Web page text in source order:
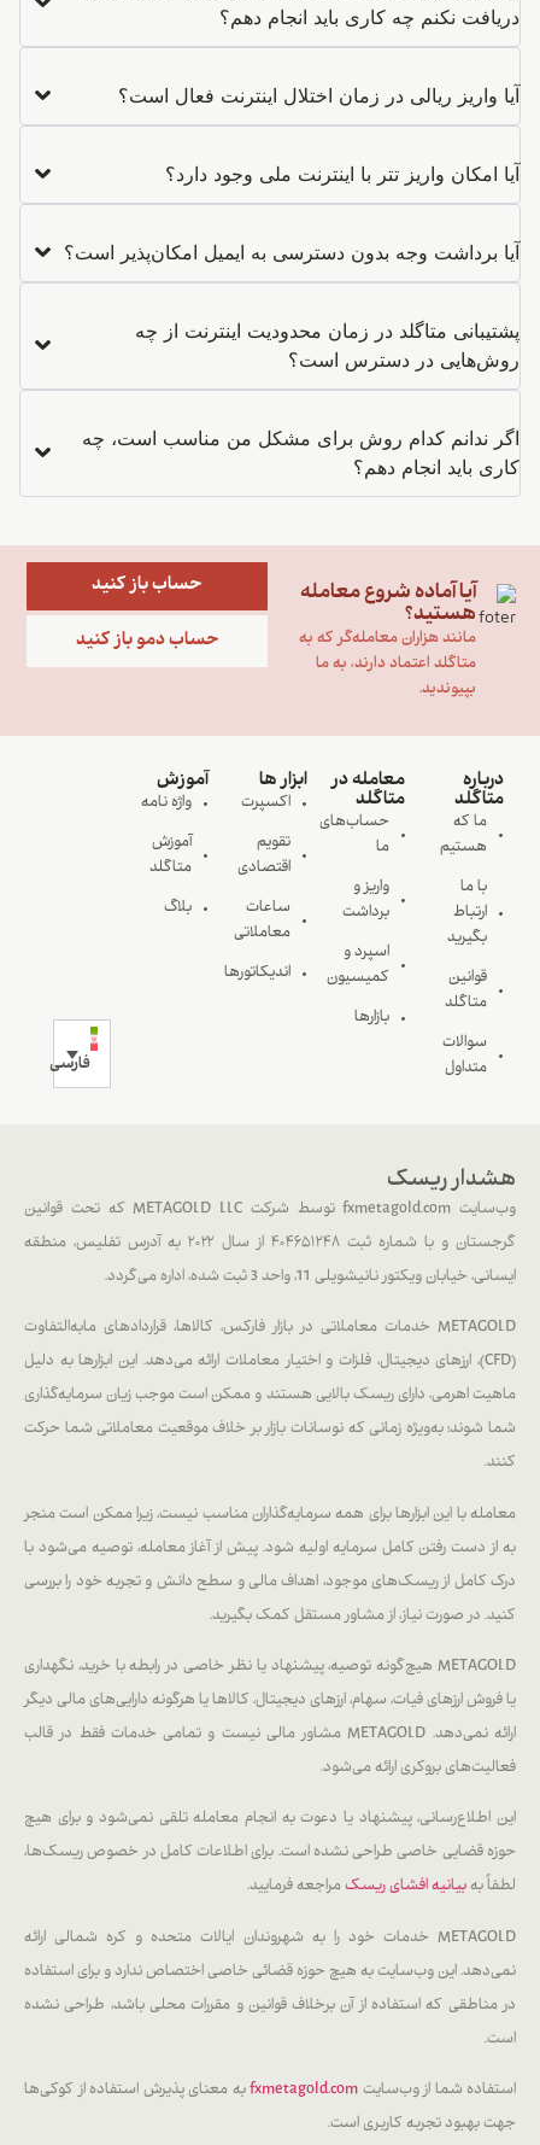
دریافت نکنم چه کاری باید انجام دهم؟
آیا واریز ریالی در زمان اختلال اینترنت فعال است؟
آیا امکان واریز تتر با اینترنت ملی وجود دارد؟
آیا برداشت وجه بدون دسترسی به ایمیل امکان‌پذیر است؟
پشتیبانی متاگلد در زمان محدودیت اینترنت از چه
روش‌هایی در دسترس است؟
اگر ندانم کدام روش برای مشکل من مناسب است، چه
کاری باید انجام دهم؟
آیا آماده شروع معامله
هستید؟
مانند هزاران معامله‌گر که به
متاگلد اعتماد دارند، به ما
بپیوندید.
حساب باز کنید
حساب دمو باز کنید
درباره
متاگلد
ما که
هستیم
با ما
ارتباط
بگیرید
قوانین
متاگلد
سوالات
متداول
معامله در
متاگلد
حساب‌های
ما
واریز و
برداشت
اسپرد و
کمیسیون
بازارها
ابزار ها
اکسپرت
تقویم
اقتصادی
ساعات
معاملاتی
اندیکاتورها
آموزش
واژه نامه
آموزش
متاگلد
بلاگ
فارسی
هشدار ریسک
وب‌سایت fxmetagold.com توسط شرکت METAGOLD LLC که تحت قوانین
گرجستان و با شماره ثبت ۴۰۴۶۵۱۲۴۸ از سال ۲۰۲۲ به آدرس تفلیس، منطقه
ایسانی، خیابان ویکتور نانیشویلی 11، واحد 3 ثبت شده، اداره می‌گردد.
METAGOLD خدمات معاملاتی در بازار فارکس، کالاها، قراردادهای مابه‌التفاوت
(CFD)، ارزهای دیجیتال، فلزات و اختیار معاملات ارائه می‌دهد. این ابزارها به دلیل
ماهیت اهرمی، دارای ریسک بالایی هستند و ممکن است موجب زیان سرمایه‌گذاری
شما شوند؛ به‌ویژه زمانی که نوسانات بازار بر خلاف موقعیت معاملاتی شما حرکت
کنند.
معامله با این ابزارها برای همه سرمایه‌گذاران مناسب نیست، زیرا ممکن است منجر
به از دست رفتن کامل سرمایه اولیه شود. پیش از آغاز معامله، توصیه می‌شود با
درک کامل از ریسک‌های موجود، اهداف مالی و سطح دانش و تجربه خود را بررسی
کنید. در صورت نیاز، از مشاور مستقل کمک بگیرید.
METAGOLD هیچ‌گونه توصیه، پیشنهاد یا نظر خاصی در رابطه با خرید، نگهداری
یا فروش ارزهای فیات، سهام، ارزهای دیجیتال، کالاها یا هرگونه دارایی‌های مالی دیگر
ارائه نمی‌دهد. METAGOLD مشاور مالی نیست و تمامی خدمات فقط در قالب
فعالیت‌های بروکری ارائه می‌شود.
این اطلاع‌رسانی، پیشنهاد یا دعوت به انجام معامله تلقی نمی‌شود و برای هیچ
حوزه قضایی خاصی طراحی نشده است. برای اطلاعات کامل در خصوص ریسک‌ها،
لطفاً بهبیانیه افشای ریسک مراجعه فرمایید.
METAGOLD خدمات خود را به شهروندان ایالات متحده و کره شمالی ارائه
نمی‌دهد. این وب‌سایت به هیچ حوزه قضائی خاصی اختصاص ندارد و برای استفاده
در مناطقی که استفاده از آن برخلاف قوانین و مقررات محلی باشد، طراحی نشده
است.
استفاده شما از وب‌سایت fxmetagold.comبه معنای پذیرش استفاده از کوکی‌ها
جهت بهبود تجربه کاربری است.